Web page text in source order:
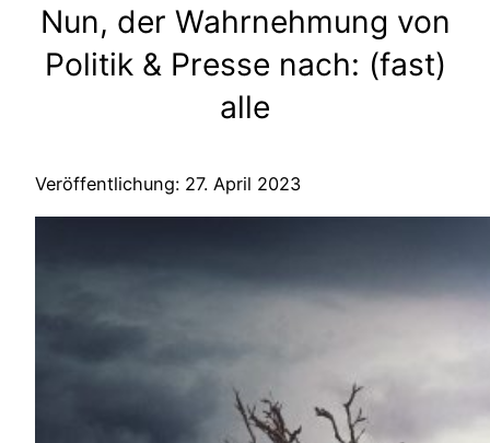
Nun, der Wahrnehmung von
Politik & Presse nach: (fast)
alle
Veröffentlichung: 27. April 2023